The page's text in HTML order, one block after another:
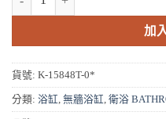
加
貨號: K-15848T-0*
分類: 浴缸 , 無牆浴缸 , 衛浴